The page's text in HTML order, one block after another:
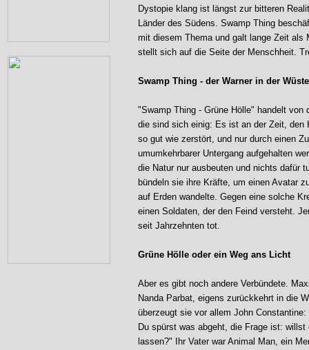
Dystopie klang ist längst zur bitteren
Länder des Südens. Swamp Thing
mit diesem Thema und galt lange Zeit
stellt sich auf die Seite der Menschheit.
Swamp Thing - der Warner in der Wüste
"Swamp Thing - Grüne Hölle" handelt
die sind sich einig: Es ist an der Zeit, den
so gut wie zerstört, und nur durch einen
umumkehrbarer Untergang aufgehalten
die Natur nur ausbeuten und nichts dafür
bündeln sie ihre Kräfte, um einen Avatar
auf Erden wandelte. Gegen eine solche
einen Soldaten, der den Feind versteht.
seit Jahrzehnten tot.
Grüne Hölle oder ein Weg ans Licht
Aber es gibt noch andere Verbündete.
Nanda Parbat, eigens zurückkehrt in die
überzeugt sie vor allem John
Du spürst was abgeht, die Frage ist:
lassen?" Ihr Vater war Animal Man, ein